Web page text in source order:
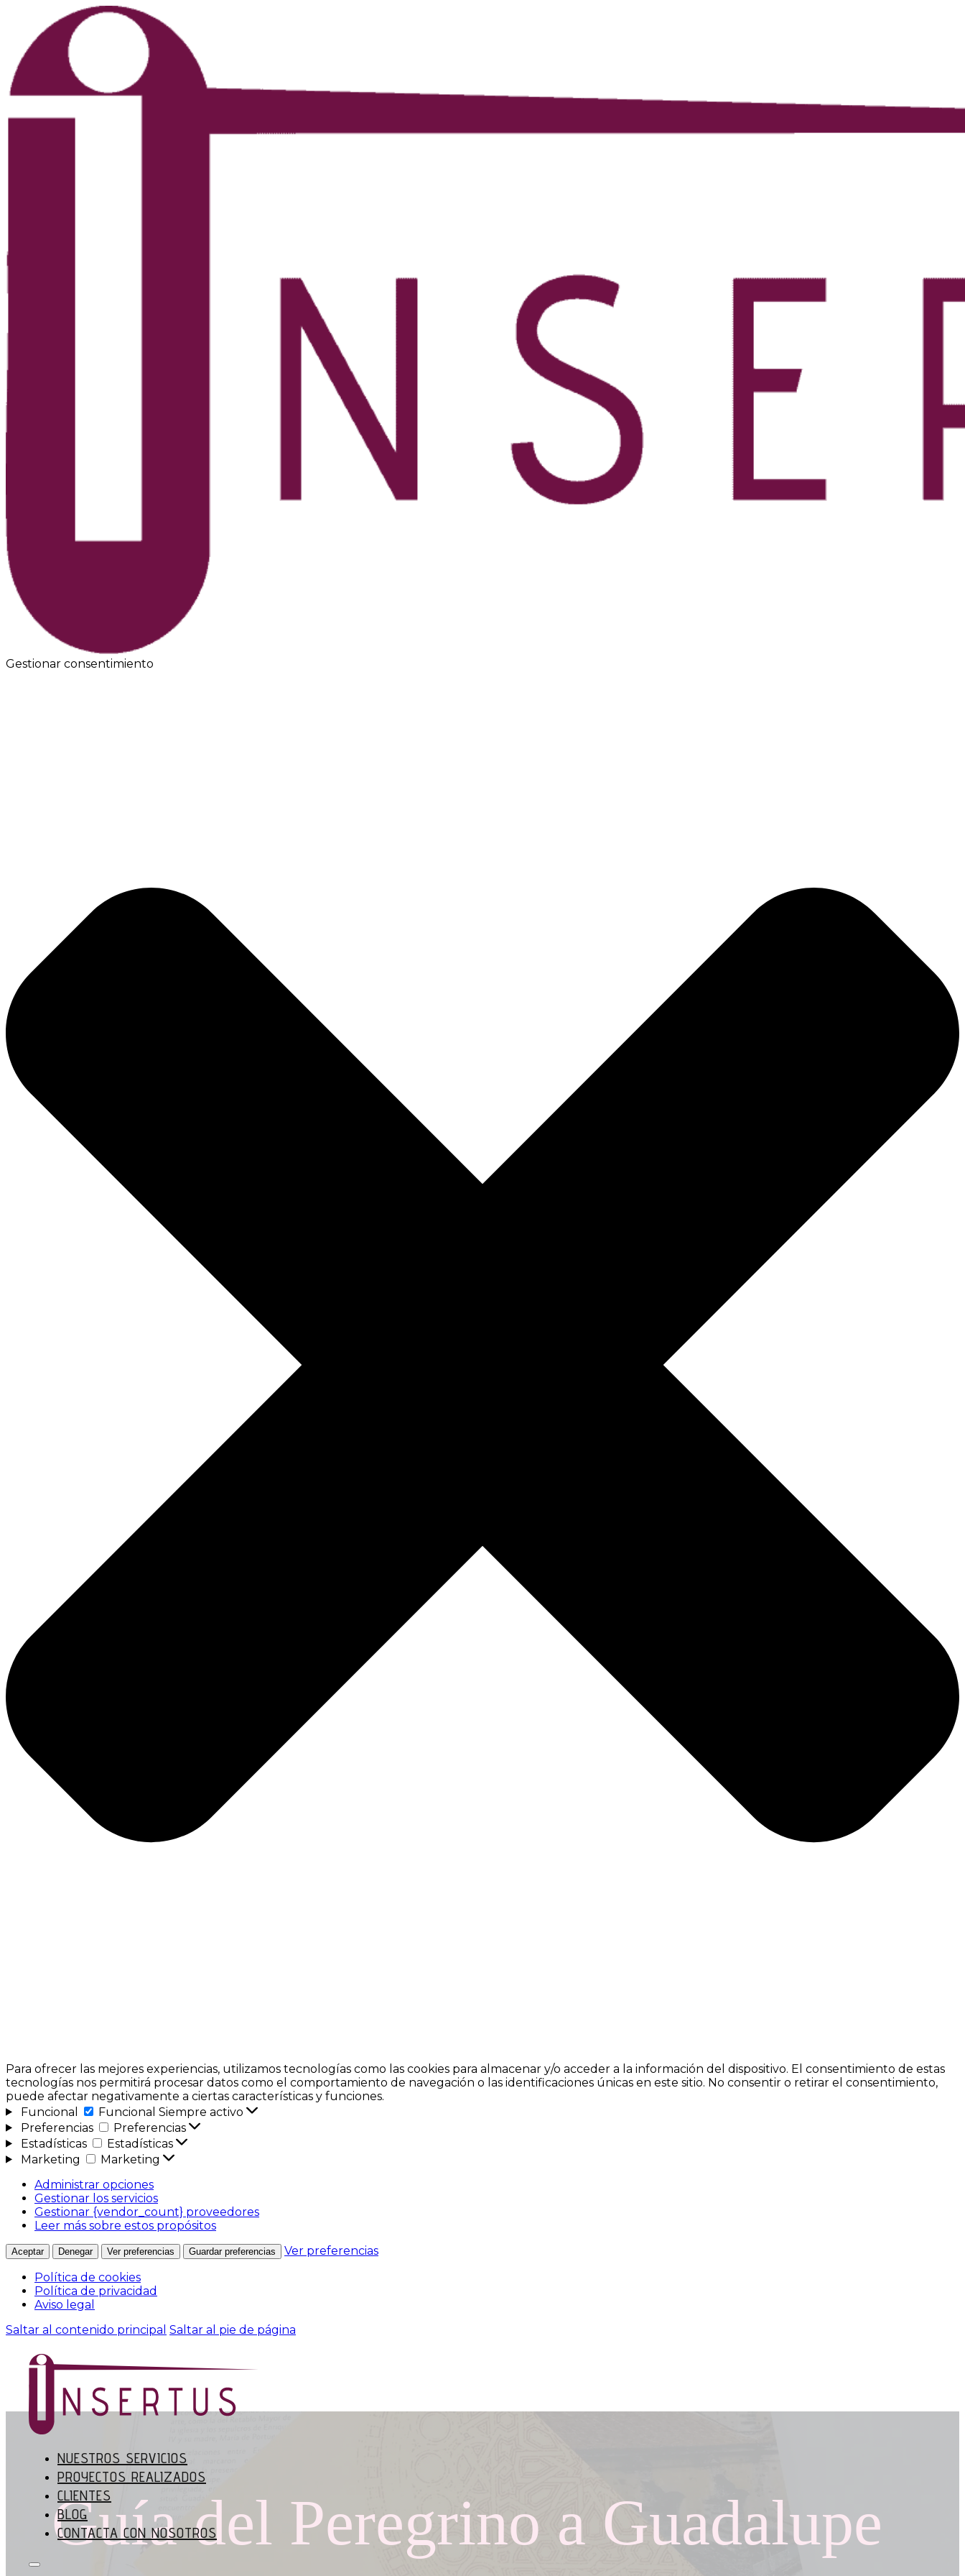
Gestionar consentimiento
Para ofrecer las mejores experiencias, utilizamos tecnologías como las cookies para almacenar y/o acceder a la información del dispositivo. El consentimiento de estas
tecnologías nos permitirá procesar datos como el comportamiento de navegación o las identificaciones únicas en este sitio. No consentir o retirar el consentimiento,
puede afectar negativamente a ciertas características y funciones.
Funcional
Funcional Siempre activo
Preferencias
Preferencias
Estadísticas
Estadísticas
Marketing
Marketing
Administrar opciones
Gestionar los servicios
Gestionar {vendor_count} proveedores
Leer más sobre estos propósitos
Aceptar Denegar Ver preferencias Guardar preferencias
Ver preferencias
Política de cookies
Política de privacidad
Aviso legal
Saltar al contenido principal Saltar al pie de página
NUESTROS SERVICIOS
PROYECTOS REALIZADOS
CLIENTES
BLOG
CONTACTA CON NOSOTROS
Guía del Peregrino a Guadalupe